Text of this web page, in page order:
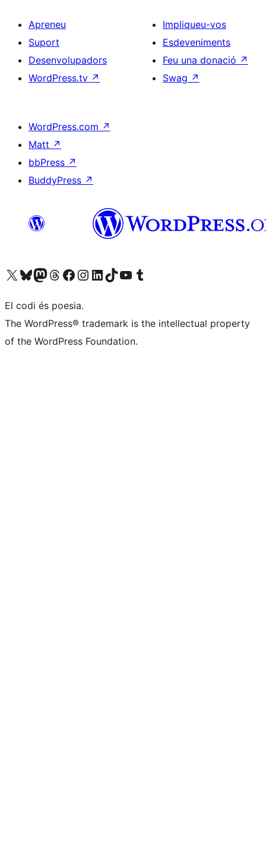
Apreneu
Suport
Desenvolupadors
WordPress.tv ↗
Impliqueu-vos
Esdeveniments
Feu una donació ↗
Swag ↗
WordPress.com ↗
Matt ↗
bbPress ↗
BuddyPress ↗
Visiteu el nostre compte X (abans Twitter)
Visiteu el nostre compte de Bluesky
Visiteu el nostre compte al Mastodon
Visiteu el nostre compte de Threads
Visiteu la nostra pàgina al Facebook
Visiteu el nostre compte d'Instagram
Visiteu el nostre compte de LinkedIn
Visiteu el nostre compte de TikTok
Visiteu el nostre canal al YouTube
Visiteu el nostre compte de Tumblr
El codi és poesia.
The WordPress® trademark is the intellectual property
of the WordPress Foundation.